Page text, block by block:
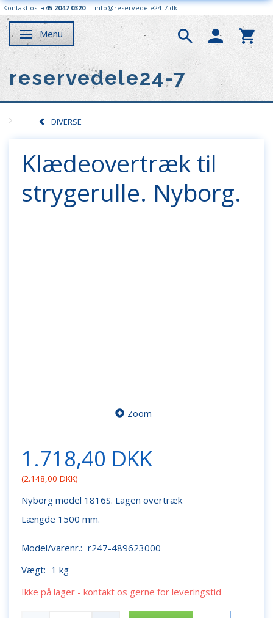
Kontakt os: +45 2047 0320 info@reservedele24-7.dk
Skifte navigation
Menu
reservedele24-7
DIVERSE
Klædeovertræk til
strygerulle. Nyborg.
Zoom
1.718,40 DKK
(2.148,00 DKK)
Nyborg model 1816S. Lagen overtræk
Længde 1500 mm.
Model/varenr.: r247-489623000
Vægt: 1 kg
Ikke på lager - kontakt os gerne for leveringstid